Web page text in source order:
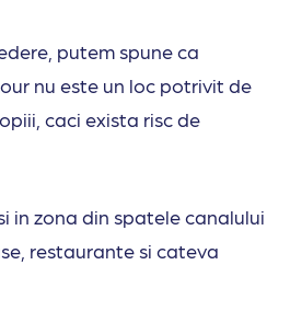
putem spune ca
nu este un loc potrivit de
caci exista risc de
in zona din spatele canalului
restaurante si cateva